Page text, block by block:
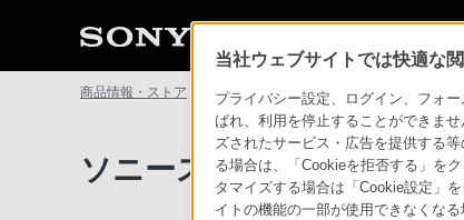
商品情報・ストア ソニーストアについて ソニーストア
ソニーストアご利用感謝
当社ウェブサイトでは快適な
プライバシー設定、ログイン、フォ
ばれ、利用を停止することができま
ズされたサービス・広告を提供する
る場合は、「Cookieを拒否する」を
タマイズする場合は「Cookie設定」
イトの機能の一部が使用できなくな